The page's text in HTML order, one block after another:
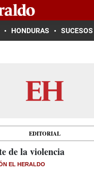
HONDURAS SUCESOS
EDITORIAL
de la violencia
EL HERALDO